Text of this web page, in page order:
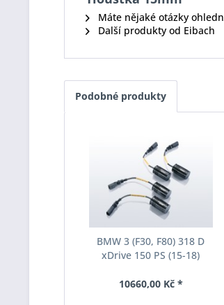
Máte nějaké otázky
Další produkty od Eibach
Podobné produkty
BMW 3 (F30, F80) 318 D
xDrive 150 PS (15-18)
Pro-Tronic AM65-20-030-01-
10660,00 Kč *